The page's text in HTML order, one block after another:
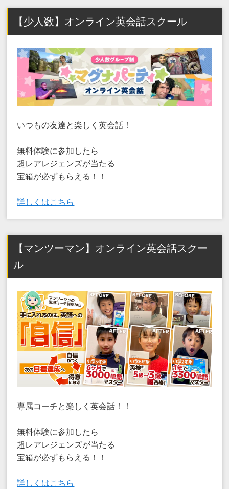
【少人数】オンライン英会話スクール
いつもの友達と楽しく英会話！
無料体験に参加したら
超レアレジェンズが当たる
宝箱が必ずもらえる！！
詳しくはこちら
【マンツーマン】オンライン英会話スクー
ル
専属コーチと楽しく英会話！！
無料体験に参加したら
超レアレジェンズが当たる
宝箱が必ずもらえる！！
詳しくはこちら